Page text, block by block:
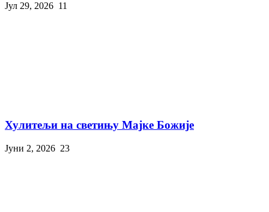
Јул 29, 2026 11
Хулитељи на светињу Мајке Божије
Јуни 2, 2026 23